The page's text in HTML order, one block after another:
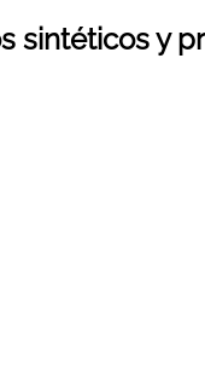
sintéticos y